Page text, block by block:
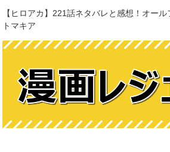
【ヒロアカ】221話ネタバレと感想！オー
トマキア